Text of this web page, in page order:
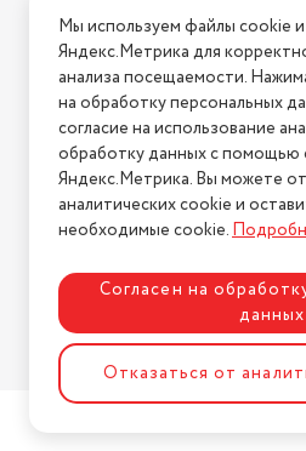
Условия
Нашли ошибку на сайте?
2026 © Интернет-магазин
Политика
Разработка сайта
Мы используем файлы cookie
Яндекс.Метрика для
анализа посещаемости.
на обработку персональных
согласие на использование
обработку данных с помощью
Яндекс.Метрика. Вы можете
аналитических cookie и
необходимые cookie.
Согласен на
данных
Отказаться от